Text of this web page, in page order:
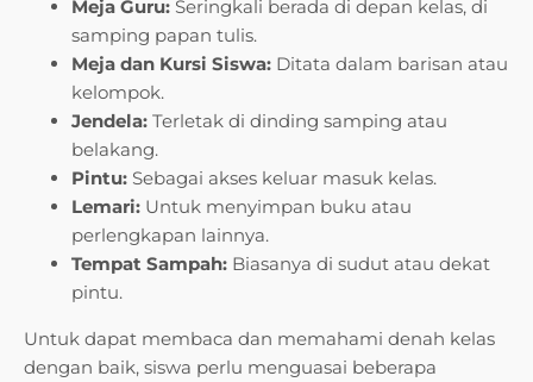
Meja Guru: Seringkali berada di depan kelas, di
samping papan tulis.
Meja dan Kursi Siswa: Ditata dalam barisan atau
kelompok.
Jendela: Terletak di dinding samping atau
belakang.
Pintu: Sebagai akses keluar masuk kelas.
Lemari: Untuk menyimpan buku atau
perlengkapan lainnya.
Tempat Sampah: Biasanya di sudut atau dekat
pintu.
Untuk dapat membaca dan memahami denah kelas
dengan baik, siswa perlu menguasai beberapa